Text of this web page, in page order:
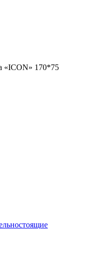
«ICON» 170*75